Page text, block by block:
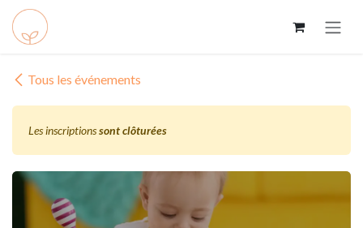
Se rendre au contenu
Tous les événements
Les inscriptionssont clôturées